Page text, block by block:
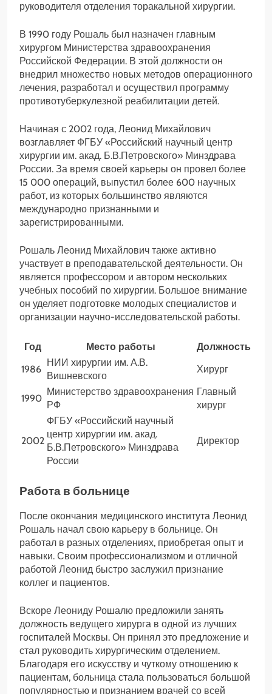
руководителя отделения торакальной хирургии.
В 1990 году Рошаль был назначен главным
хирургом Министерства здравоохранения
Российской Федерации. В этой должности он
внедрил множество новых методов операционного
лечения, разработал и осуществил программу
противотуберкулезной реабилитации детей.
Начиная с 2002 года, Леонид Михайлович
возглавляет ФГБУ «Российский научный центр
хирургии им. акад. Б.В.Петровского» Минздрава
России. За время своей карьеры он провел более
15 000 операций, выпустил более 600 научных
работ, из которых большинство являются
международно признанными и
зарегистрированными.
Рошаль Леонид Михайлович также активно
участвует в преподавательской деятельности. Он
является профессором и автором нескольких
учебных пособий по хирургии. Большое внимание
он уделяет подготовке молодых специалистов и
организации научно-исследовательской работы.
Год Место работы
Должность
1986
НИИ хирургии им. А.В.
Вишневского
Хирург
1990
Министерство здравоохранения
РФ
Главный
хирург
2002
ФГБУ «Российский научный
центр хирургии им. акад.
Б.В.Петровского» Минздрава
России
Директор
Работа в больнице
После окончания медицинского института Леонид
Рошаль начал свою карьеру в больнице. Он
работал в разных отделениях, приобретая опыт и
навыки. Своим профессионализмом и отличной
работой Леонид быстро заслужил признание
коллег и пациентов.
Вскоре Леониду Рошалю предложили занять
должность ведущего хирурга в одной из лучших
госпиталей Москвы. Он принял это предложение и
стал руководить хирургическим отделением.
Благодаря его искусству и чуткому отношению к
пациентам, больница стала пользоваться большой
популярностью и признанием врачей со всей